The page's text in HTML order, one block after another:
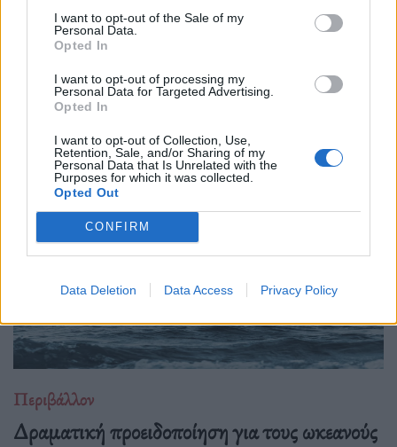
I want to opt-out of the Sale of my
Personal Data.
Opted In
I want to opt-out of processing my
Personal Data for Targeted Advertising.
Opted In
I want to opt-out of Collection, Use,
Retention, Sale, and/or Sharing of my
Personal Data that Is Unrelated with the
Purposes for which it was collected.
Opted Out
CONFIRM
Data Deletion Data Access Privacy Policy
Αναπνέεις; Κακό για τα κόκαλά σου
21.03.26
Νέα έρευνα λέει ότι το CO2 δεν καταστρέφει μόνο τον
πλανήτη, τρώει αργά και τα κόκαλά μας. Ωραία, τουλάχιστον
θα φύγουμε πιο ανάλαφροι.
Περιβάλλον
Δραματική προειδοποίηση για τους ωκεανούς